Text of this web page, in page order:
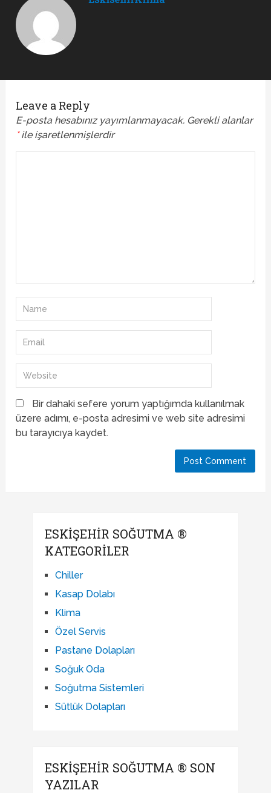
Leave a Reply
E-posta hesabınız yayımlanmayacak. Gerekli alanlar
*ile işaretlenmişlerdir
Bir dahaki sefere yorum yaptığımda kullanılmak
üzere adımı, e-posta adresimi ve web site adresimi
bu tarayıcıya kaydet.
ESKIŞEHIR SOĞUTMA ®
KATEGORILER
Chiller
Kasap Dolabı
Klima
Özel Servis
Pastane Dolapları
Soğuk Oda
Soğutma Sistemleri
Sütlük Dolapları
ESKIŞEHIR SOĞUTMA ® SON
YAZILAR